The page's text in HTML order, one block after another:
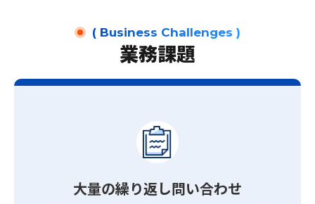
( Business Challenges )
業務課題
大量の繰り返し問い合わせ